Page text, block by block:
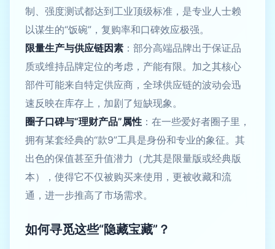
制、强度测试都达到工业顶级标准，是专业人士赖
以谋生的“饭碗”，复购率和口碑效应极强。
限量生产与供应链因素 ：部分高端品牌出于保证品
质或维持品牌定位的考虑，产能有限。加之其核心
部件可能来自特定供应商，全球供应链的波动会迅
速反映在库存上，加剧了短缺现象。
圈子口碑与“理财产品”属性 ：在一些爱好者圈子里，
拥有某套经典的“款9”工具是身份和专业的象征。其
出色的保值甚至升值潜力（尤其是限量版或经典版
本），使得它不仅被购买来使用，更被收藏和流
通，进一步推高了市场需求。
如何寻觅这些“隐藏宝藏”？